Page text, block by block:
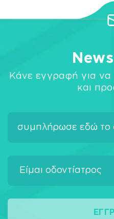
Κάνε εγγραφή για να
και